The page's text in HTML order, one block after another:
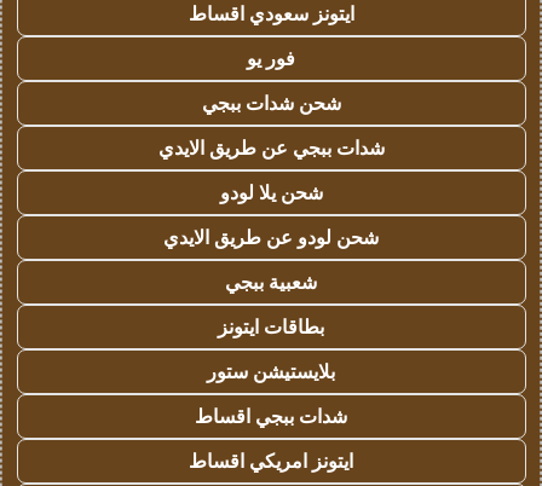
ايتونز سعودي اقساط
فور يو
شحن شدات ببجي
شدات ببجي عن طريق الايدي
شحن يلا لودو
شحن لودو عن طريق الايدي
شعبية ببجي
بطاقات ايتونز
بلايستيشن ستور
شدات ببجي اقساط
ايتونز امريكي اقساط